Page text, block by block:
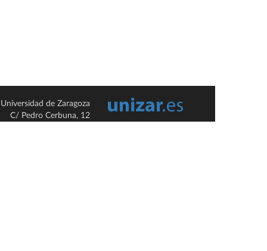
Universidad de Zaragoza
C/ Pedro Cerbuna, 12